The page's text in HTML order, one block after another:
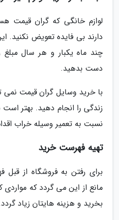
لوازم خانگی که گران قیمت
دارند بی فایده تعویض نکنید.
چند ماه یکبار و هر سال مبلغ
دست بدهید.
با خرید وسایل گران قیمت نمی
زندگی را انجام دهید. بهتر
نسبت به تعمیر وسیله خراب
تهیه فهرست خرید
برای رفتن به فروشگاه از قبل
مانع از این می گردد که مواردی
بخرید و هزینه هایتان زیاد